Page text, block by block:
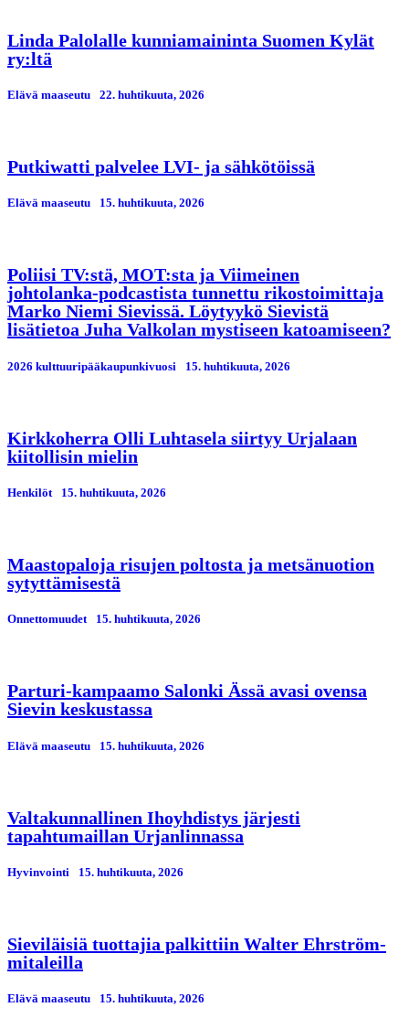
Linda Palolalle kunniamaininta Suomen Kylät
ry:ltä
Elävä maaseutu 22. huhtikuuta, 2026
Putkiwatti palvelee LVI- ja sähkötöissä
Elävä maaseutu 15. huhtikuuta, 2026
Poliisi TV:stä, MOT:sta ja Viimeinen
johtolanka-podcastista tunnettu rikostoimittaja
Marko Niemi Sievissä. Löytyykö Sievistä
lisätietoa Juha Valkolan mystiseen katoamiseen?
2026 kulttuuripääkaupunkivuosi 15. huhtikuuta, 2026
Kirkkoherra Olli Luhtasela siirtyy Urjalaan
kiitollisin mielin
Henkilöt 15. huhtikuuta, 2026
Maastopaloja risujen poltosta ja metsänuotion
sytyttämisestä
Onnettomuudet 15. huhtikuuta, 2026
Parturi-kampaamo Salonki Ässä avasi ovensa
Sievin keskustassa
Elävä maaseutu 15. huhtikuuta, 2026
Valtakunnallinen Ihoyhdistys järjesti
tapahtumaillan Urjanlinnassa
Hyvinvointi 15. huhtikuuta, 2026
Sieviläisiä tuottajia palkittiin Walter Ehrström-
mitaleilla
Elävä maaseutu 15. huhtikuuta, 2026